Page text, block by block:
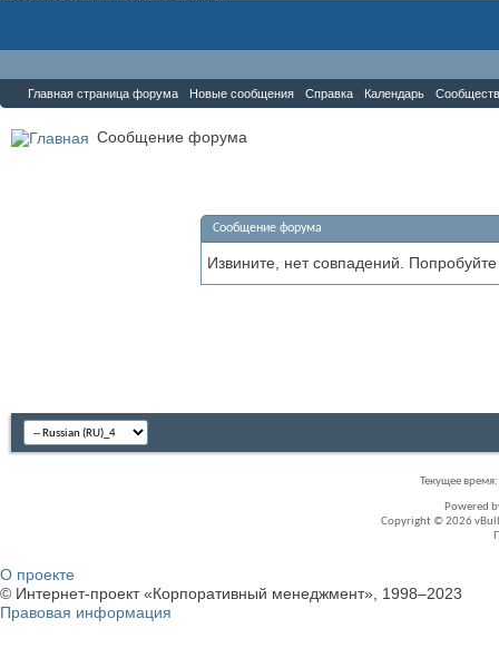
Главная страница форума Новые сообщения Справка Календарь
Сообщение форума
Сообщение форума
Извините, нет совпадений.
Текущее время:
Powered
Copyright © 2026
О проекте
© Интернет-проект «Корпоративный менеджмент», 1998–2023
Правовая информация